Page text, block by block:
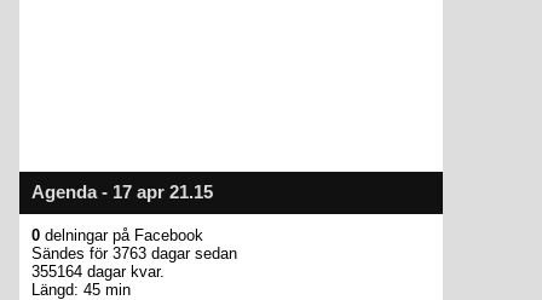
Agenda - 17 apr 21.15
0 delningar på Facebook
Sändes för 3763 dagar sedan
355164 dagar kvar.
Längd: 45 min